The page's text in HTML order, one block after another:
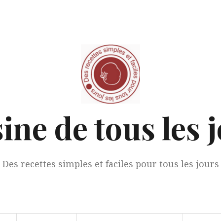
de tous les
Des recettes simples et faciles pour tous les jours